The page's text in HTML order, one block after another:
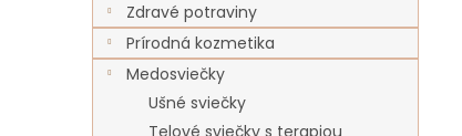
Zdravé potraviny
Prírodná kozmetika
Medosviečky
Ušné sviečky
Telové sviečky s terapiou